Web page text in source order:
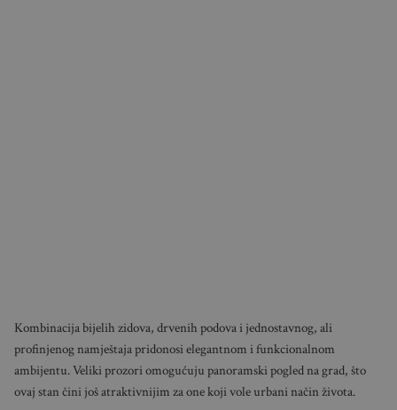
Kombinacija bijelih zidova, drvenih podova i jednostavnog, ali
profinjenog namještaja pridonosi elegantnom i funkcionalnom
ambijentu. Veliki prozori omogućuju panoramski pogled na grad, što
ovaj stan čini još atraktivnijim za one koji vole urbani način života.